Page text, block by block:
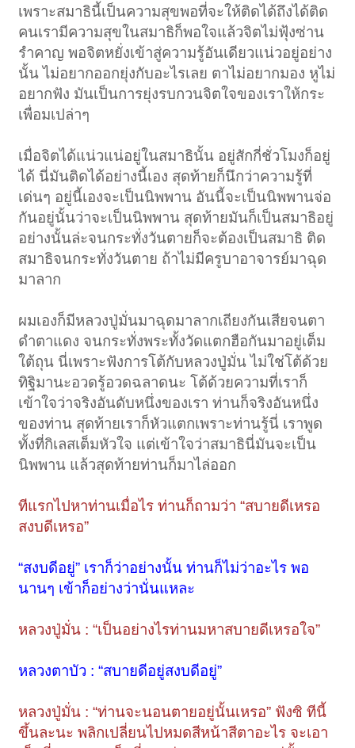
เพราะสมาธินี้เป็นความสุขพอที่จะให้ติดได้ถึงได้ติด
คนเรามีความสุขในสมาธิก็พอใจแล้วจิตไม่ฟุ้งซ่าน
รำคาญ พอจิตหยั่งเข้าสู่ความรู้อันเดียวแน่วอยู่อย่าง
นั้น ไม่อยากออกยุ่งกับอะไรเลย ตาไม่อยากมอง หูไม่
อยากฟัง มันเป็นการยุ่งรบกวนจิตใจของเราให้กระ
เพื่อมเปล่าๆ
เมื่อจิตได้แน่วแน่อยู่ในสมาธินั้น อยู่สักกี่ชั่วโมงก็อยู่
ได้ นี่มันติดได้อย่างนี้เอง สุดท้ายก็นึกว่าความรู้ที่
เด่นๆ อยู่นี้เองจะเป็นนิพพาน อันนี้จะเป็นนิพพานจ่อ
กันอยู่นั้นว่าจะเป็นนิพพาน สุดท้ายมันก็เป็นสมาธิอยู่
อย่างนั้นล่ะจนกระทั่งวันตายก็จะต้องเป็นสมาธิ ติด
สมาธิจนกระทั่งวันตาย ถ้าไม่มีครูบาอาจารย์มาฉุด
มาลาก
ผมเองก็มีหลวงปู่มั่นมาฉุดมาลากเถียงกันเสียจนตา
ดำตาแดง จนกระทั่งพระทั้งวัดแตกฮือกันมาอยู่เต็ม
ใต้ถุน นี่เพราะฟังการโต้กับหลวงปู่มั่น ไม่ใช่โต้ด้วย
ทิฐิมานะอวดรู้อวดฉลาดนะ โต้ด้วยความที่เราก็
เข้าใจว่าจริงอันดับหนึ่งของเรา ท่านก็จริงอันหนึ่ง
ของท่าน สุดท้ายเราก็หัวแตกเพราะท่านรู้นี่ เราพูด
ทั้งที่กิเลสเต็มหัวใจ แต่เข้าใจว่าสมาธินี่มันจะเป็น
นิพพาน แล้วสุดท้ายท่านก็มาไล่ออก
ทีแรกไปหาท่านเมื่อไร ท่านก็ถามว่า “สบายดีเหรอ
สงบดีเหรอ”
“สงบดีอยู่” เราก็ว่าอย่างนั้น ท่านก็ไม่ว่าอะไร พอ
นานๆ เข้าก็อย่างว่านั่นแหละ
หลวงปู่มั่น : “เป็นอย่างไรท่านมหาสบายดีเหรอใจ”
หลวงตาบัว : “สบายดีอยู่สงบดีอยู่”
หลวงปู่มั่น : “ท่านจะนอนตายอยู่นั้นเหรอ” ฟังซิ ทีนี้
ขึ้นละนะ พลิกเปลี่ยนไปหมดสีหน้าสีตาอะไร จะเอา